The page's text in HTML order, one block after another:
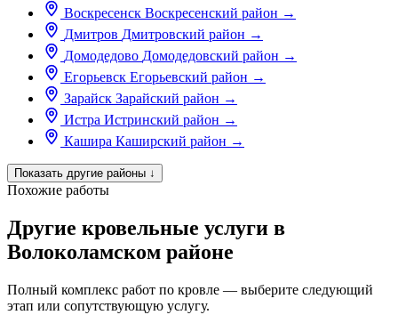
Воскресенск Воскресенский район →
Дмитров Дмитровский район →
Домодедово Домодедовский район →
Егорьевск Егорьевский район →
Зарайск Зарайский район →
Истра Истринский район →
Кашира Каширский район →
Показать другие районы ↓
Похожие работы
Другие кровельные услуги в
Волоколамском районе
Полный комплекс работ по кровле — выберите следующий
этап или сопутствующую услугу.